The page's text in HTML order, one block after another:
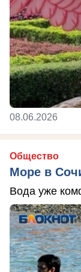
08.06.2026
Общество
Море в
Вода уже